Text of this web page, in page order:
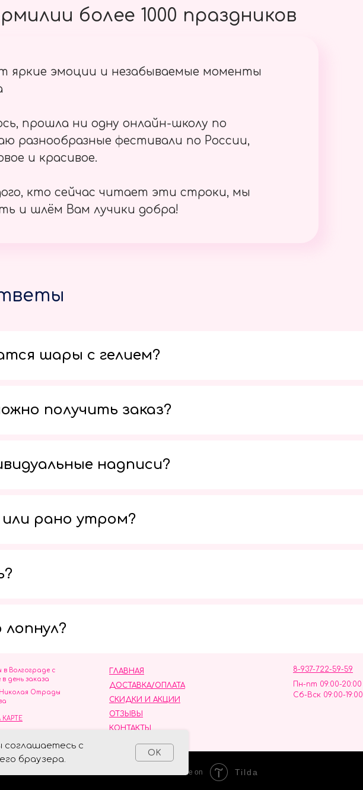
соглашаетесь с
браузера.
OK
более 1000 праздников
яркие эмоции и незабываемые моменты
прошла ни одну онлайн-школу по
разнообразные фестивали по России,
и красивое.
кто сейчас читает эти строки, мы
и шлём Вам лучики добра!
шары с гелием?
получить заказ?
надписи?
рано утром?
ОТЗЫВЫ
ГЛАВНАЯ
ДОСТАВКА/ОПЛАТА
СКИДКИ И АКЦИИ
КОНТАКТЫ
8-937-722-59-59
Пн-пт 09:00-20:00
Сб-Вск 09:00-19:00
Волгограде с
день заказа
Николая Отрады
персональных данных
Made on Tilda